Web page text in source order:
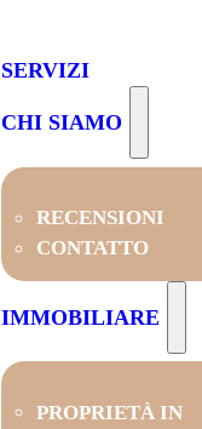
SERVIZI
CHI SIAMO
RECENSIONI
CONTATTO
IMMOBILIARE
PROPRIETÀ IN